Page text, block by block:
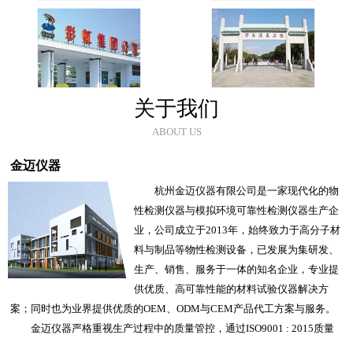
关于我们
ABOUT US
金迈仪器
杭州金迈仪器有限公司是一家现代化的物
性检测仪器与模拟环境可靠性检测仪器生产企
业，公司成立于2013年，始终致力于高分子材
料与制品等物性检测设备，已发展为集研发、
生产、销售、服务于一体的知名企业，专业提
供优质、高可靠性能的材料试验仪器解决方
案；同时也为业界提供优质的OEM、ODM与CEM产品代工方案与服务。
金迈仪器严格重视生产过程中的质量管控，通过ISO9001 : 2015质量